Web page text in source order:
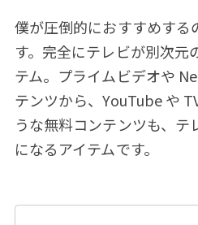
僕が圧倒的におすすめする
す。完全にテレビが別次元
テム。プライムビデオや
テンツから、YouTube や
うな無料コンテンツも、テ
になるアイテムです。